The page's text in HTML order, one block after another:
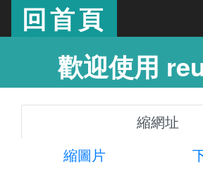
回首頁
歡迎使用
縮網址
縮圖片